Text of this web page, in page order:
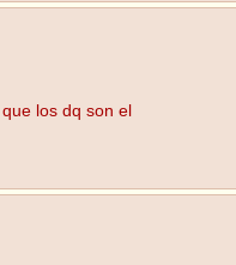
los dq son el